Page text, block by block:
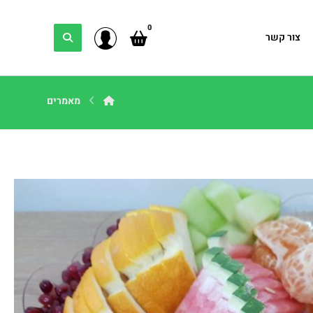
צור קשר
מאמרים